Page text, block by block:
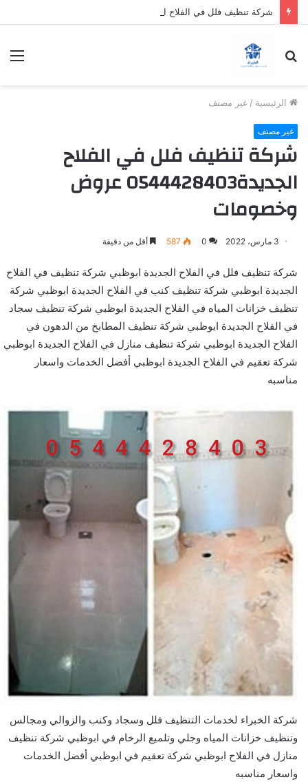
الرئيسية / غير مصنف
غير مصنف
شركة تنظيف فلل في الفلاح
الجديدة0544428403 عروض
وخصومات
3 مارس، 2022 0
587 أقل من دقيقة
شركة تنظيف فلل في الفلاح الجديدة ابوظبي شركة تنظيف في الفلاح
الجديدة ابوظبي شركة تنظيف كنب في الفلاح الجديدة ابوظبي شركة
تنظيف خزانات المياه في الفلاح الجديدة ابوظبي شركة تنظيف سجاد
في الفلاح الجديدة ابوظبي شركة تنظيف المطابخ من الدهون في
الفلاح الجديدة ابوظبي شركة تنظيف منازل في الفلاح الجديدة ابوظبي
شركة تعقيم في الفلاح الجديدة ابوظبي أفضل الخدمات واسعار
مناسبه
شركة الخبراء لخدمات التنظيف فلل وسجاد وكنب والزوالي ومجالس
وتنظيف خزانات المياه وجلي وتلميع الرخام في ابوظبي شركة تنظيف
منازل في الفلاح ابوظبي شركة تعقيم في ابوظبي أفضل الخدمات
واسعار مناسبه